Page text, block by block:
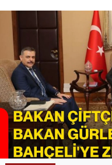
SAĞLIK
SPOR
11:11 MANŞET